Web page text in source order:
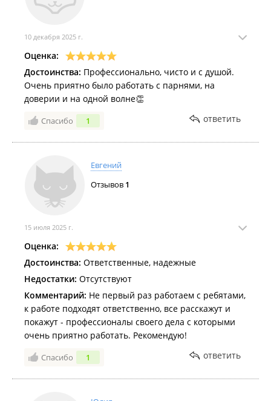
10 декабря 2025 г.
Оценка:
Достоинства: Профессионально, чисто и с душой.
Очень приятно было работать с парнями, на
доверии и на одной волне👏
Спасибо 1 ответить
Евгений
Отзывов 1
15 июля 2025 г.
Оценка:
Достоинства: Ответственные, надежные
Недостатки: Отсутствуют
Комментарий: Не первый раз работаем с ребятами,
к работе подходят ответственно, все расскажут и
покажут - профессионалы своего дела с которыми
очень приятно работать. Рекомендую!
Спасибо 1 ответить